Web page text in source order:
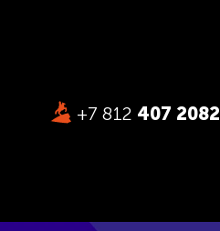
+7 812 407 2082